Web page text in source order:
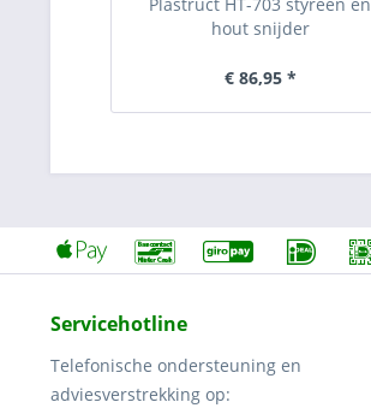
hout snijder
€ 86,95 *
Servicehotline
Telefonische ondersteuning en
adviesverstrekking op: